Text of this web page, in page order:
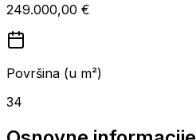
249.000,00 €
Površina (u m²)
34